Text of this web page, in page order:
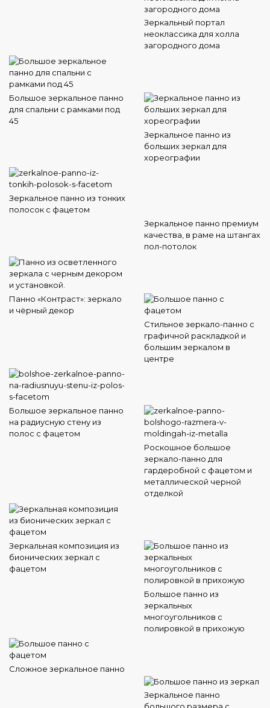
Зеркальный портал
неоклассика для холла
загородного дома
Большое зеркальное панно
для спальни с рамками под
45
Зеркальное панно из
больших зеркал для
хореографии
Зеркальное панно из тонких
полосок с фацетом
Зеркальное панно премиум
качества, в раме на штангах
пол-потолок
Панно «Контраст»: зеркало
и чёрный декор
Стильное зеркало-панно с
графичной раскладкой и
большим зеркалом в
центре
Большое зеркальное панно
на радиусную стену из
полос с фацетом
Роскошное большое
зеркало-панно для
гардеробной с фацетом и
металлической черной
отделкой
Зеркальная композиция из
бионических зеркал с
фацетом
Большое панно из
зеркальных
многоугольников с
полировкой в прихожую
Сложное зеркальное панно
Зеркальное панно